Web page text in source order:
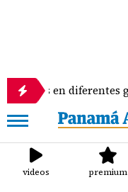
diferentes gobiernos
videos premium